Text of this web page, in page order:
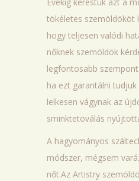
Évekig kerestük azt a
tökéletes szemöldököt
hogy teljesen valódi
nőknek szemöldök
legfontosabb
ha ezt garantálni
lelkesen vágynak az
sminktetoválás
A hagyományos
módszer, mégsem
nőt.Az Artistry